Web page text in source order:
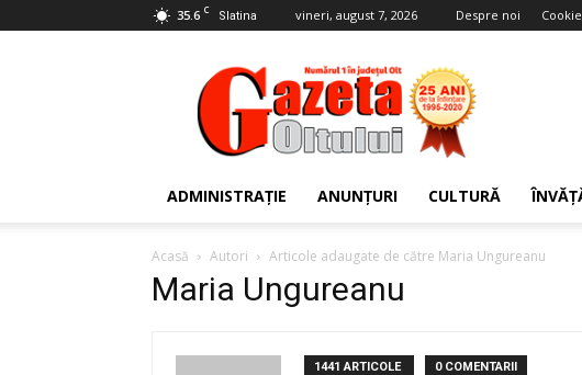
35.6 C Slatina vineri, august 7, 2026 Despre noi
Gazeta
Oltului
ADMINISTRAȚIE ANUNȚURI CULTURĂ
Acasă Autori Articole adaugate de către Maria Ungureanu
Maria Ungureanu
1441 ARTICOLE 0 COMENTARII